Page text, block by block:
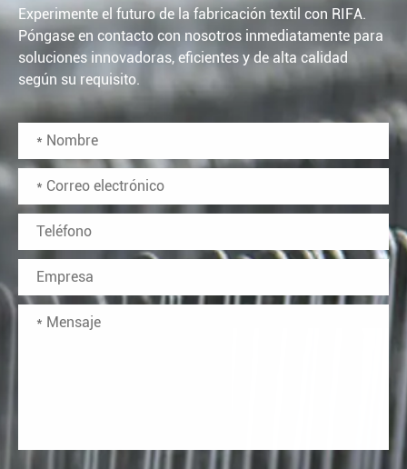
Experimente el futuro de la fabricación textil con RIFA.
Póngase en contacto con nosotros inmediatamente para
soluciones innovadoras, eficientes y de alta calidad
según su requisito.